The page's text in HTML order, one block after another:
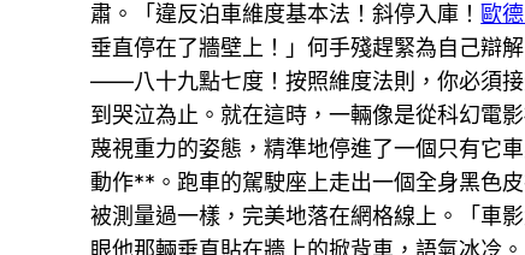
肅。「違反泊車維度基本法！斜停入庫！ 歐
垂直停在了牆壁上！」何手殘趕緊為自己辯
——八十九點七度！按照維度法則，你必須
到哭泣為止。就在這時，一輛像是從科幻電
蔑視重力的姿態，精準地停進了一個只有它
動作**。跑車的駕駛座上走出一個全身黑色
被測量過一樣，完美地落在網格線上。「車
眼他那輛垂直貼在牆上的掀背車，語氣冰冷